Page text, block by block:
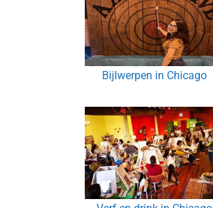
Bijlwerpen in Chicago